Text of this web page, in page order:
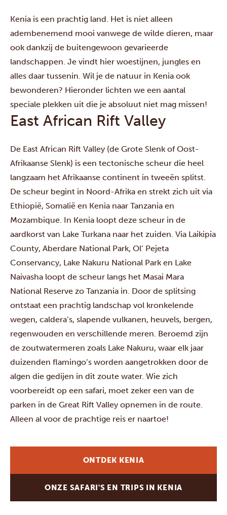
Kenia is een prachtig land. Het is niet alleen
adembenemend mooi vanwege de wilde dieren, maar
ook dankzij de buitengewoon gevarieerde
landschappen. Je vindt hier woestijnen, jungles en
alles daar tussenin. Wil je de natuur in Kenia ook
bewonderen? Hieronder lichten we een aantal
speciale plekken uit die je absoluut niet mag missen!
East African Rift Valley
De East African Rift Valley (de Grote Slenk of Oost-
Afrikaanse Slenk) is een tectonische scheur die heel
langzaam het Afrikaanse continent in tweeën splitst.
De scheur begint in Noord-Afrika en strekt zich uit via
Ethiopië, Somalië en Kenia naar Tanzania en
Mozambique. In Kenia loopt deze scheur in de
aardkorst van Lake Turkana naar het zuiden. Via Laikipia
County, Aberdare National Park, Ol’ Pejeta
Conservancy, Lake Nakuru National Park en Lake
Naivasha loopt de scheur langs het Masai Mara
National Reserve zo Tanzania in. Door de splitsing
ontstaat een prachtig landschap vol kronkelende
wegen, caldera’s, slapende vulkanen, heuvels, bergen,
regenwouden en verschillende meren. Beroemd zijn
de zoutwatermeren zoals Lake Nakuru, waar elk jaar
duizenden flamingo’s worden aangetrokken door de
algen die gedijen in dit zoute water. Wie zich
voorbereidt op een safari, moet zeker een van de
parken in de Great Rift Valley opnemen in de route.
Alleen al voor de prachtige reis er naartoe!
ONTDEK KENIA
ONZE SAFARI'S EN TRIPS IN KENIA